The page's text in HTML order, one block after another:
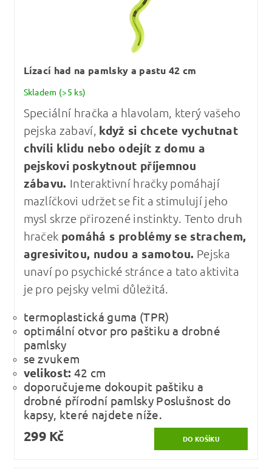
Lízací had na pamlsky a pastu 42 cm
Skladem (>5 ks)
Speciální hračka a hlavolam, který vašeho
pejska zabaví, když si chcete vychutnat
chvíli klidu nebo odejít z domu a
pejskovi poskytnout příjemnou
zábavu. Interaktivní hračky pomáhají
mazlíčkovi udržet se fit a stimulují jeho
mysl skrze přirozené instinkty. Tento druh
hraček pomáhá s problémy se strachem,
agresivitou, nudou a samotou. Pejska
unaví po psychické stránce a tato aktivita
je pro pejsky velmi důležitá.
termoplastická guma (TPR)
optimální otvor pro paštiku a drobné
pamlsky
se zvukem
velikost: 42 cm
doporučujeme dokoupit paštiku a
drobné přírodní pamlsky Poslušnost do
kapsy, které najdete níže.
299 Kč